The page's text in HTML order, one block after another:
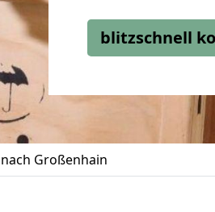
blitzschnell
Großenhain